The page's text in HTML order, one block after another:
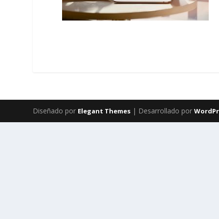
Diseñado por Elegant Themes | Desarrollado por